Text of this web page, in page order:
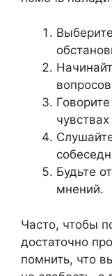
Будьте
мнений.
Часто, чтобы
достаточно
помнить, что